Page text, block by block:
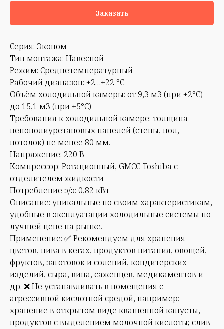
Заказать
Серия: Эконом
Тип монтажа: Навесной
Режим: Среднетемпературный
Рабочий диапазон: +2…+22 °С
Объём холодильной камеры: от 9,3 м3 (при +2°С)
до 15,1 м3 (при +5°С)
Требования к холодильной камере: толщина
пенополиуретановых панелей (стены, пол,
потолок) не менее 80 мм.
Напряжение: 220 В
Компрессор: Ротационный, GMCC-Toshiba с
отделителем жидкости
Потребление э/э: 0,82 кВт
Описание: уникальные по своим характеристикам,
удобные в эксплуатации холодильные системы по
лучшей цене на рынке.
Применение: ✅ Рекомендуем для хранения
цветов, пива в кегах, продуктов питания, овощей,
фруктов, заготовок и солений, кондитерских
изделий, сыра, вина, саженцев, медикаментов и
др. ❌ Не устанавливать в помещения с
агрессивной кислотной средой, например:
хранение в открытом виде квашенной капусты,
продуктов с выделением молочной кислоты; слив